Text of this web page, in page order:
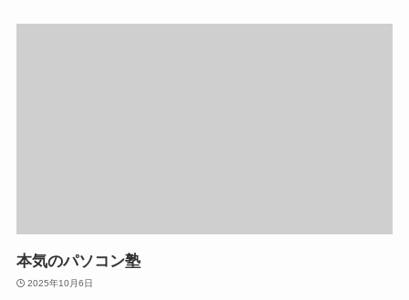
本気のパソコン塾
2025年10月6日